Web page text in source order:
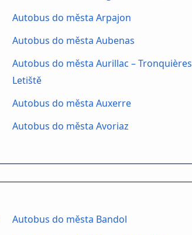
Autobus do města Arpajon
Autobus do města Aubenas
Autobus do města Aurillac – Tronquières
Letiště
Autobus do města Auxerre
Autobus do města Avoriaz
Autobus do města Bandol